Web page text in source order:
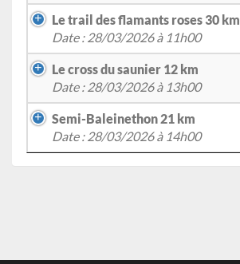
Le trail des flamants roses 30 km
Date : 28/03/2026 à 11h00
Le cross du saunier 12 km
Date : 28/03/2026 à 13h00
Semi-Baleinethon 21 km
Date : 28/03/2026 à 14h00